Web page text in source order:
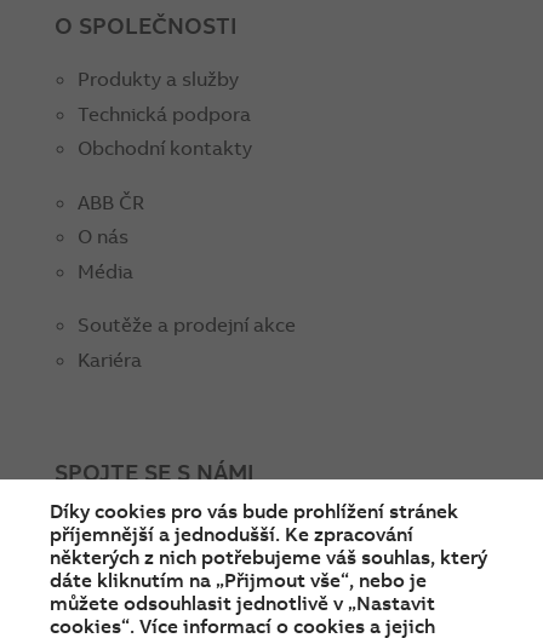
O SPOLEČNOSTI
Produkty a služby
Technická podpora
Obchodní kontakty
ABB ČR
O nás
Média
Soutěže a prodejní akce
Kariéra
SPOJTE SE S NÁMI
facebookinstagramLinkedintwitteryoutube
Díky cookies pro vás bude prohlížení stránek
příjemnější a jednodušší. Ke zpracování
některých z nich potřebujeme váš souhlas, který
dáte kliknutím na „Přijmout vše“, nebo je
můžete odsouhlasit jednotlivě v „Nastavit
cookies“. Více informací o cookies a jejich